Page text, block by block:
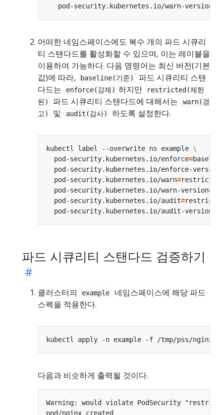
   pod-security.kubernetes.io/warn-version
어떠한 네임스페이스에도 복수 개의 파드 시큐리
티 스탠다드를 활성화할 수 있으며, 이는 레이블을
이용하여 가능하다. 다음 명령어는 최신 버전(기본
값)에 따라,
baseline(기준)
파드 시큐리티 스탠
다드는
enforce(강제) 하지만
restricted(제한
된)
파드 시큐리티 스탠다드에 대해서는
warn(경
고)
및 audit(감사) 하도록 설정한다.
kubectl label --overwrite ns example
  pod-security.kubernetes.io/enforce
=
  pod-security.kubernetes.io/enforce-version
  pod-security.kubernetes.io/warn
=
  pod-security.kubernetes.io/warn-version
=
  pod-security.kubernetes.io/audit
=
  pod-security.kubernetes.io/audit-version
파드 시큐리티 스탠다드 검증하기
클러스터의 example
네임스페이스에 해당 파드
스펙을 적용한다.
다음과 비슷하게 출력될 것이다.
Warning: would violate PodSecurity